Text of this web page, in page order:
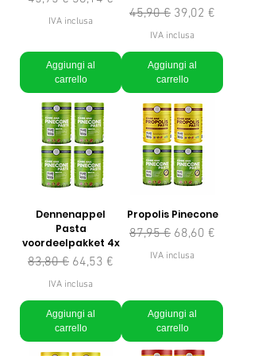
IVA inclusa
Aggiungi al
carrello
Prezzo regolare
45,90 € Prezzo scontato
39,02 €
IVA inclusa
Aggiungi al
carrello
Dennenappel
Pasta
voordeelpakket 4x
Prezzo regolare
83,80 € Prezzo scontato
64,53 €
IVA inclusa
Aggiungi al
carrello
Propolis Pinecone
Prezzo regolare
87,95 € Prezzo scontato
68,60 €
IVA inclusa
Aggiungi al
carrello